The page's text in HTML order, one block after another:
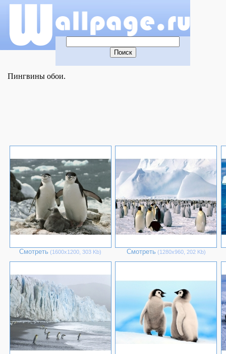
Пингвины обои.
Смотреть (1600х1200, 303 Kb) Смотреть (1280х960, 202 Kb)